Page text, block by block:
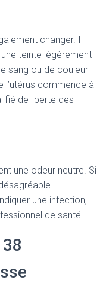
changer. Il
teinte légèrement
sang ou de couleur
l’utérus commence à
de "perte des
une odeur neutre. Si
une infection,
de santé.